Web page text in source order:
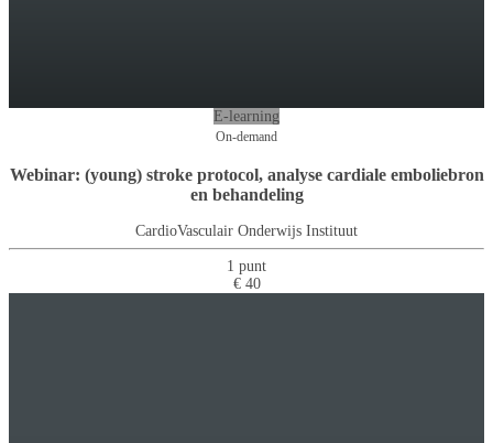
E-learning
On-demand
Webinar: (young) stroke protocol, analyse cardiale emboliebron
en behandeling
CardioVasculair Onderwijs Instituut
1 punt
€ 40